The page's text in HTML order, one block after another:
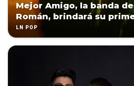
Mejor Amigo, la banda
Román, brindará su
LN POP